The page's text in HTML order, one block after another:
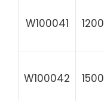
W100041 1200
W100042 1500